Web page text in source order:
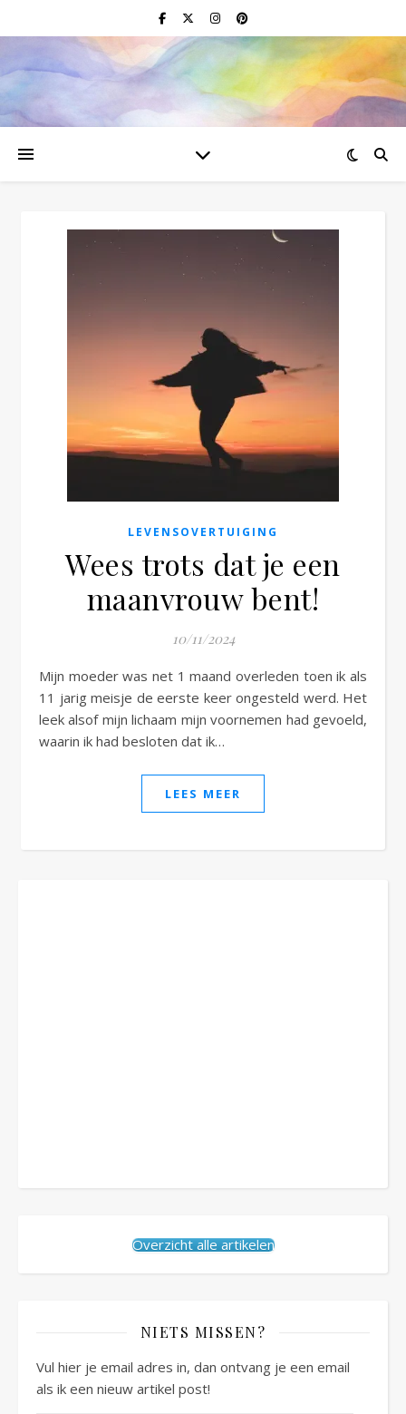
LEVENSOVERTUIGING
Wees trots dat je een
maanvrouw bent!
10/11/2024
Mijn moeder was net 1 maand overleden toen ik als
11 jarig meisje de eerste keer ongesteld werd. Het
leek alsof mijn lichaam mijn voornemen had gevoeld,
waarin ik had besloten dat ik…
LEES MEER
Overzicht alle artikelen
NIETS MISSEN?
Vul hier je email adres in, dan ontvang je een email
als ik een nieuw artikel post!